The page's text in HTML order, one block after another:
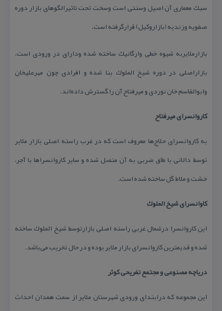
سبك معماری آن اصیل وسنتی است وسخت تحت تاثیرالگوهای بازار دوره
صفویه وزندیه (بازاروكیل) قرارگرفته است.
بازارملایربه شیوه خطی وارگانیك ساخته شده ودارای در ورودی است.
بازاراصلی در دوره شیخ الملوك بنا شده و افرادی چون مهرعلیخان
وابوالقاسم خان نوردی و میرفتاح آن را گسترش داده‌اند.
كاروانسرای میرفتاح
به كاروانسرای حلاج‌ها معروف است كه در غرب راسته اصلی بازار ملایر
توسط دالانی با طاق ضربی به آن متصل شده و سایر كاروانسراها با آجر،
خشت و ملاط گل ساخته شده است.
كاوانسرای شیخ الملوك
این كاروانسرا درشمال غربی راسته اصلی بازارتوسط شیخ الملوك ساخته
شده و قدیمترین كاروانسرای بازار ملایر بوده و در حال تخریب می‌باشد.
دریاچه مصنوعی و مجتمع تفریحی كوثر
این مجموعه كه درابتدای ورودی شهرستان ملایر از سمت همدان احداث